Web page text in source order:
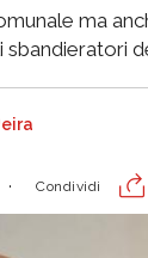
ma
sbandieratori
Condividi